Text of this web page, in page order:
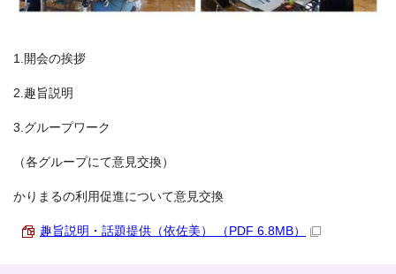
1.開会の挨拶
2.趣旨説明
3.グループワーク
（各グループにて意見交換）
かりまるの利用促進について意見交換
趣旨説明・話題提供（依佐美） （PDF 6.8MB）